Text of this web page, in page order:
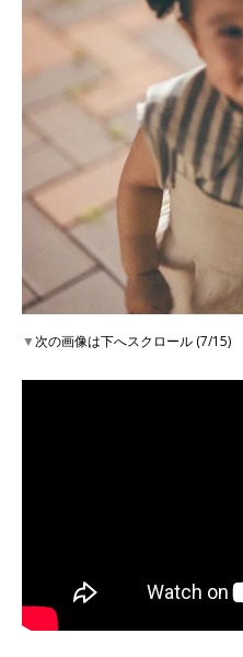
▼次の画像は下へスクロール (7/15)